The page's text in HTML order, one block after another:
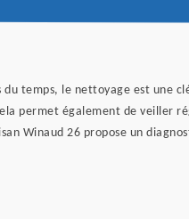
temps, le nettoyage est une
permet également de
Winaud 26 propose un